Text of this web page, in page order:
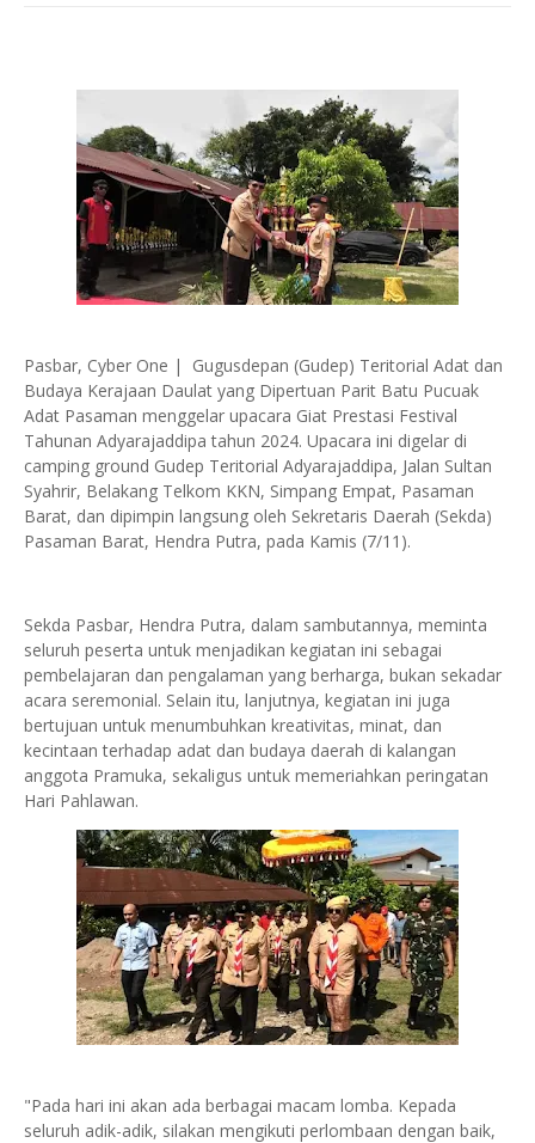
Pasbar, Cyber One | Gugusdepan (Gudep) Teritorial Adat dan
Budaya Kerajaan Daulat yang Dipertuan Parit Batu Pucuak
Adat Pasaman menggelar upacara Giat Prestasi Festival
Tahunan Adyarajaddipa tahun 2024. Upacara ini digelar di
camping ground Gudep Teritorial Adyarajaddipa, Jalan Sultan
Syahrir, Belakang Telkom KKN, Simpang Empat, Pasaman
Barat, dan dipimpin langsung oleh Sekretaris Daerah (Sekda)
Pasaman Barat, Hendra Putra, pada Kamis (7/11).
Sekda Pasbar, Hendra Putra, dalam sambutannya, meminta
seluruh peserta untuk menjadikan kegiatan ini sebagai
pembelajaran dan pengalaman yang berharga, bukan sekadar
acara seremonial. Selain itu, lanjutnya, kegiatan ini juga
bertujuan untuk menumbuhkan kreativitas, minat, dan
kecintaan terhadap adat dan budaya daerah di kalangan
anggota Pramuka, sekaligus untuk memeriahkan peringatan
Hari Pahlawan.
"Pada hari ini akan ada berbagai macam lomba. Kepada
seluruh adik-adik, silakan mengikuti perlombaan dengan baik,